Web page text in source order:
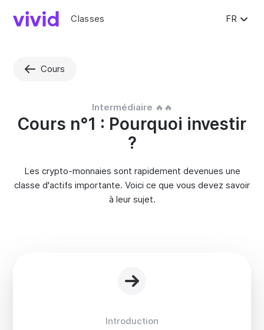
Classes FR
Cours
Intermédiaire 🔥🔥
Cours n°1 : Pourquoi investir
?
Les crypto-monnaies sont rapidement devenues une
classe d'actifs importante. Voici ce que vous devez savoir
à leur sujet.
Introduction